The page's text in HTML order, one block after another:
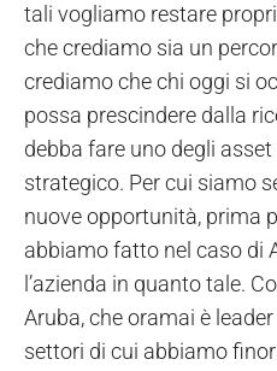
tali vogliamo restare
che crediamo sia un
crediamo che chi oggi si
possa prescindere dalla
debba fare uno degli
strategico. Per cui siamo
nuove opportunità, prima
abbiamo fatto nel caso di
l’azienda in quanto tale.
Aruba, che oramai è
settori di cui abbiamo